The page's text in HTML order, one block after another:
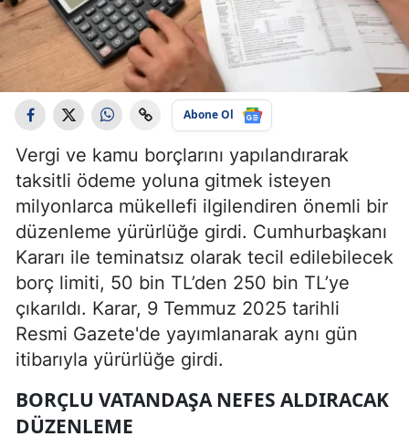
Abone Ol
Vergi ve kamu borçlarını yapılandırarak
taksitli ödeme yoluna gitmek isteyen
milyonlarca mükellefi ilgilendiren önemli bir
düzenleme yürürlüğe girdi. Cumhurbaşkanı
Kararı ile teminatsız olarak tecil edilebilecek
borç limiti, 50 bin TL’den 250 bin TL’ye
çıkarıldı. Karar, 9 Temmuz 2025 tarihli
Resmi Gazete'de yayımlanarak aynı gün
itibarıyla yürürlüğe girdi.
BORÇLU VATANDAŞA NEFES ALDIRACAK
DÜZENLEME